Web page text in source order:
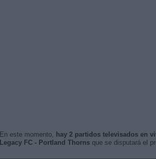
En este momento, hay 2 partidos televisados en
Legacy FC - Portland Thornsque se disputará el